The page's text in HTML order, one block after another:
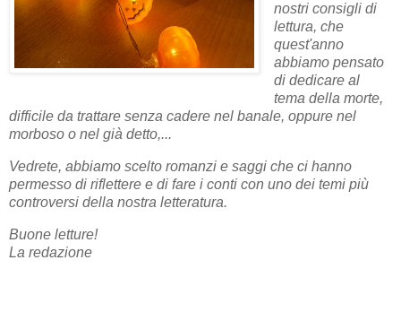
nostri consigli di
lettura, che
quest'anno
abbiamo pensato
di dedicare al
tema della morte,
difficile da trattare senza cadere nel banale, oppure nel
morboso o nel già detto,...
Vedrete, abbiamo scelto romanzi e saggi che ci hanno
permesso di riflettere e di fare i conti con uno dei temi più
controversi della nostra letteratura.
Buone letture!
La redazione